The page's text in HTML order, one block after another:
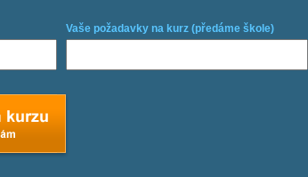
Vaše požadavky na kurz (předáme škole)